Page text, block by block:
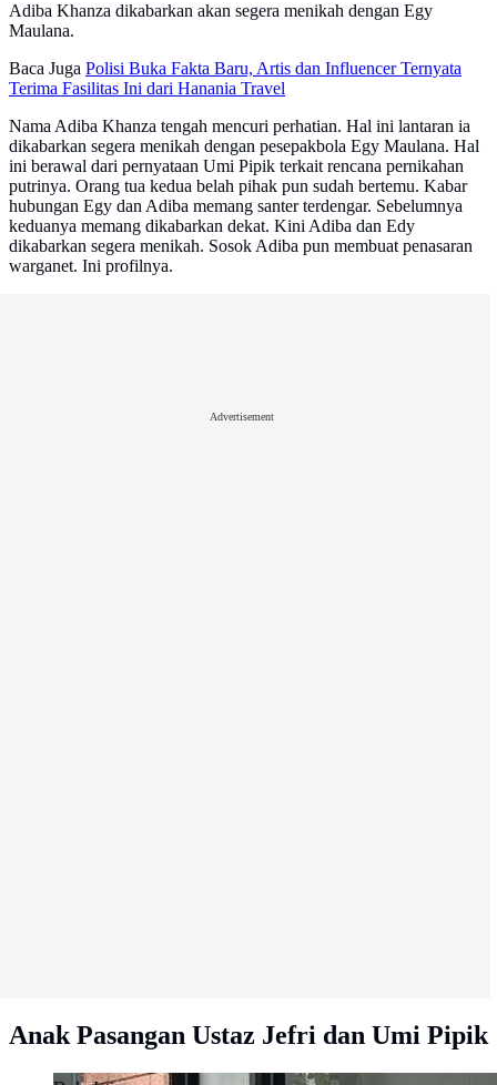
Adiba Khanza dikabarkan akan segera menikah dengan Egy
Maulana.
Baca Juga Polisi Buka Fakta Baru, Artis dan Influencer Ternyata
Terima Fasilitas Ini dari Hanania Travel
Nama Adiba Khanza tengah mencuri perhatian. Hal ini lantaran ia
dikabarkan segera menikah dengan pesepakbola Egy Maulana. Hal
ini berawal dari pernyataan Umi Pipik terkait rencana pernikahan
putrinya. Orang tua kedua belah pihak pun sudah bertemu. Kabar
hubungan Egy dan Adiba memang santer terdengar. Sebelumnya
keduanya memang dikabarkan dekat. Kini Adiba dan Edy
dikabarkan segera menikah. Sosok Adiba pun membuat penasaran
warganet. Ini profilnya.
Advertisement
Anak Pasangan Ustaz Jefri dan Umi Pipik